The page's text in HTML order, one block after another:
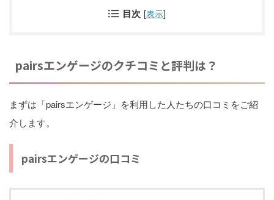
目次 [表示]
pairsエンゲージのクチコミと評判は？
まずは「pairsエンゲージ」を利用した人たちの口コミをご紹
介します。
pairsエンゲージの口コミ